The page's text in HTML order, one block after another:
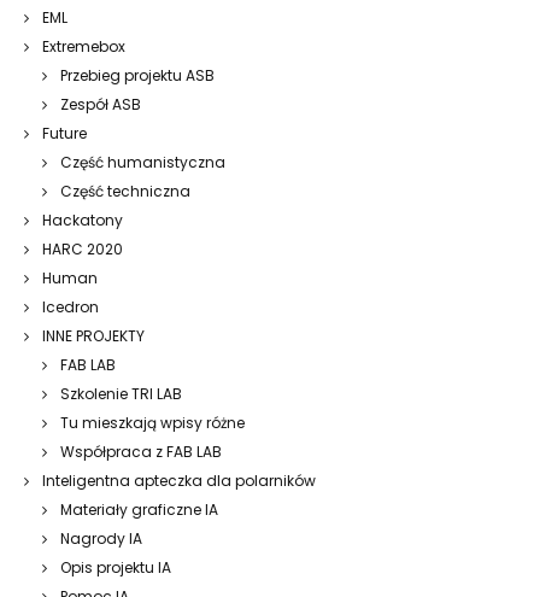
EML
Extremebox
Przebieg projektu ASB
Zespół ASB
Future
Część humanistyczna
Część techniczna
Hackatony
HARC 2020
Human
Icedron
INNE PROJEKTY
FAB LAB
Szkolenie TRI LAB
Tu mieszkają wpisy różne
Współpraca z FAB LAB
Inteligentna apteczka dla polarników
Materiały graficzne IA
Nagrody IA
Opis projektu IA